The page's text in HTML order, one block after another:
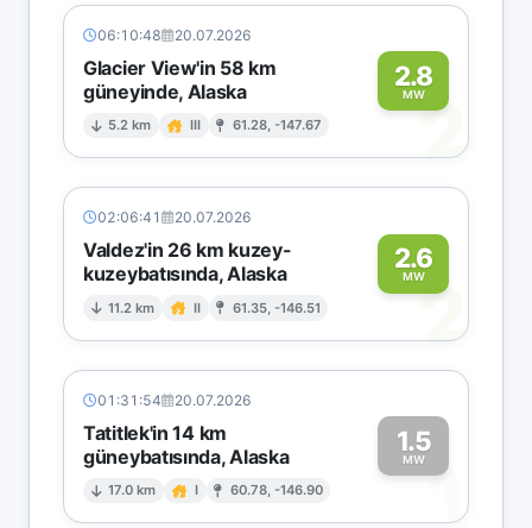
06:10:48 20.07.2026
Glacier View'in 58 km
güneyinde, Alaska
5.2 km III 61.28, -147.67
2.8
MW2
02:06:41 20.07.2026
Valdez'in 26 km kuzey-
kuzeybatısında, Alaska
11.2 km II 61.35, -146.51
2.6
MW
2
01:31:54 20.07.2026
Tatitlek'in 14 km
güneybatısında, Alaska
17.0 km I 60.78, -146.90
1.5
MW1